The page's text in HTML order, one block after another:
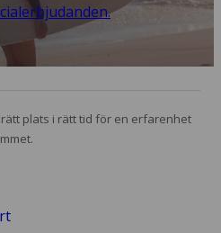
plats i rätt tid för en erfarenhet